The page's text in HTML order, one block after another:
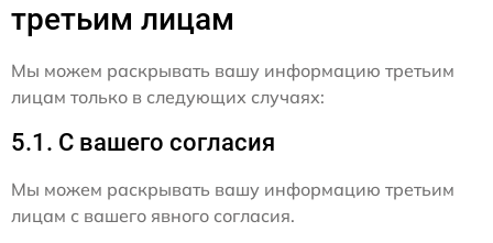
третьим лицам
Мы можем раскрывать вашу информацию третьим
лицам только в следующих случаях:
5.1. С вашего согласия
Мы можем раскрывать вашу информацию третьим
лицам с вашего явного согласия.